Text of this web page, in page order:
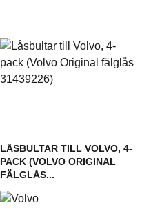
LÅSBULTAR TILL VOLVO, 4-
PACK (VOLVO ORIGINAL
FÄLGLÅS...